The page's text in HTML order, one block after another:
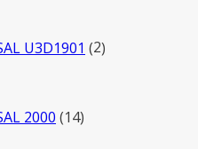
U3D1901 2товара
2000 1414